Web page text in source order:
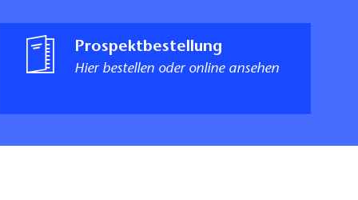
Prospektbestellung
Hier bestellen oder online ansehen